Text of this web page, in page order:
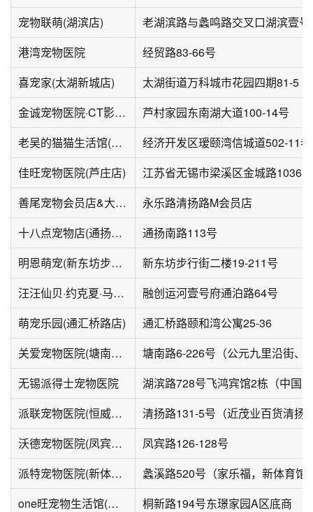
宠物联萌(湖滨店)
港湾宠物医院
经贸路83-66号
喜宠家(太湖新城店)
太湖街道万科城市花园四期81-5
金诚宠物医院·CT影像中心·眼科·骨科·外科
芦村家园东南湖大道100-14号
老吴的猫猫生活馆(海岸城店)
佳旺宠物医院(芦庄店)
江苏省无锡市梁溪区金城路1036号
善尾宠物会员店&大药房005
永乐路清扬路M会员店
十八点宠物店(通扬路店)
通扬南路113号
明恩萌宠(新东坊步行街店)
新东坊步行街二楼19-211号
汪汪仙贝·约克夏·马尔济斯
融创运河壹号府通泊路64号
萌宠乐园(通汇桥路店)
通汇桥路颐和湾公寓25-36
关爱宠物医院(塘南总院)
无锡派得士宠物医院
派联宠物医院(恒威清扬华庭店)
清扬路131-5号（近茂业百货清扬
沃德宠物医院(凤宾路店)
凤宾路126-128号
派特宠物医院(新体总院)
蠡溪路520号（家乐福，新体育馆
one旺宠物生活馆(东璟家园店)
桐新路194号东璟家园A区底商